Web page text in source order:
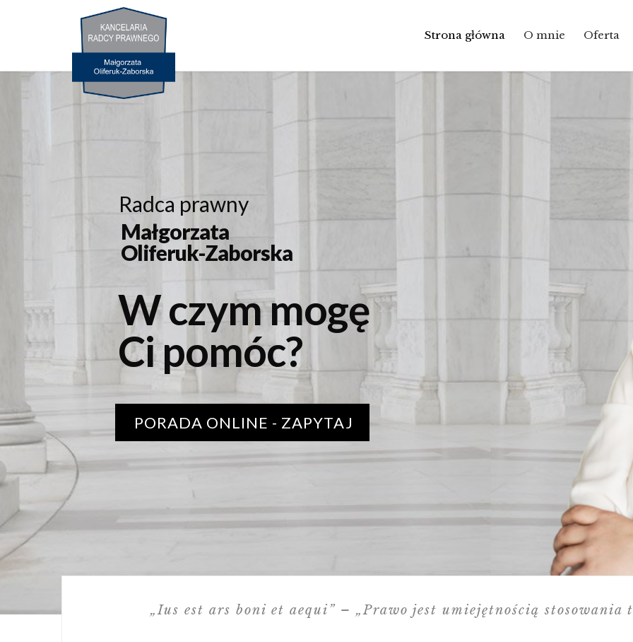
Strona główna O mnie Oferta
Wczymmogę
Cipomóc?
Małgorzata
Oliferuk-Zaborska
Radca prawny
PORADA ONLINE - ZAPYTAJ
„Ius est ars boni et aequi” – „Prawo jest umiejętnością stosowania